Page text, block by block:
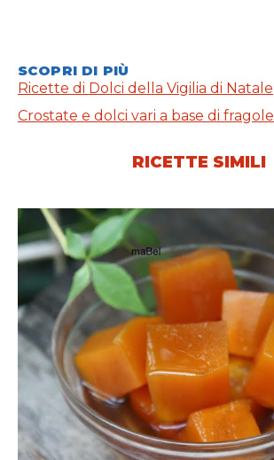
SCOPRI DI PIÙ
Ricette di Dolci della Vigilia di Natale
Crostate e dolci vari a base di fragole
RICETTE SIMILI